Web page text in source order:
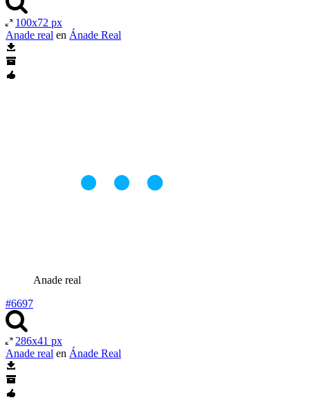
100x72 px
Anade real en Ánade Real
Anade real
#6697
286x41 px
Anade real en Ánade Real